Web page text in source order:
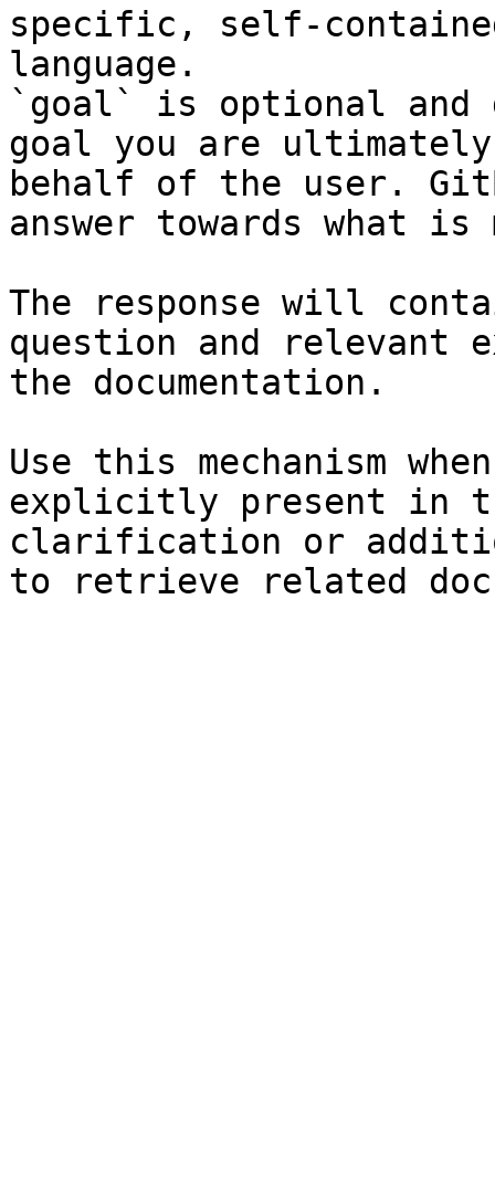
specific, self-
language.
`goal` is optional and
goal you are
behalf of the user.
answer towards what
The response will
question and relevant
the documentation.
Use this mechanism
explicitly present in
clarification or